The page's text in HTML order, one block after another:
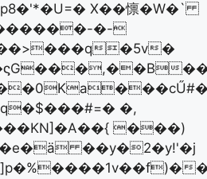
X��懔�W�`
�-
�5v�
�,
���)
��y�2�y!'�j